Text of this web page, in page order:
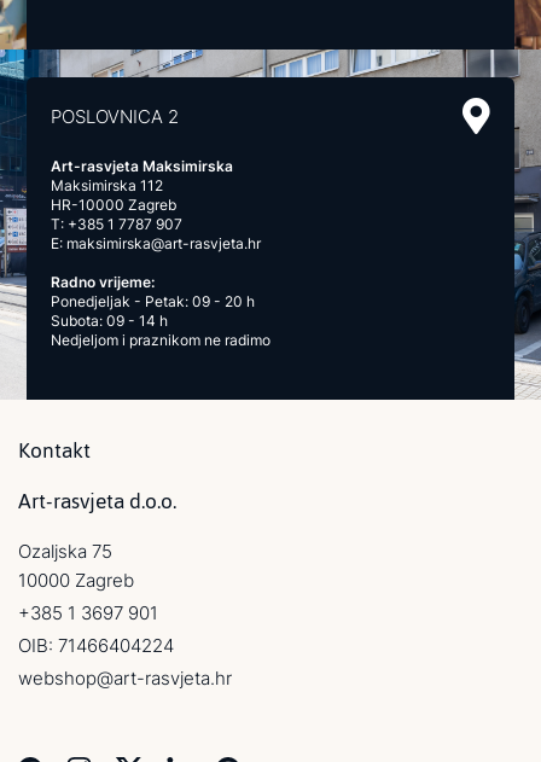
POSLOVNICA 2
Art-rasvjeta Maksimirska
Maksimirska 112
HR-10000 Zagreb
T: +385 1 7787 907
E: maksimirska@art-rasvjeta.hr
Radno vrijeme:
Ponedjeljak - Petak: 09 - 20 h
Subota: 09 - 14 h
Nedjeljom i praznikom ne radimo
Kontakt
Art-rasvjeta d.o.o.
Ozaljska 75
10000 Zagreb
+385 1 3697 901
OIB: 71466404224
webshop@art-rasvjeta.hr